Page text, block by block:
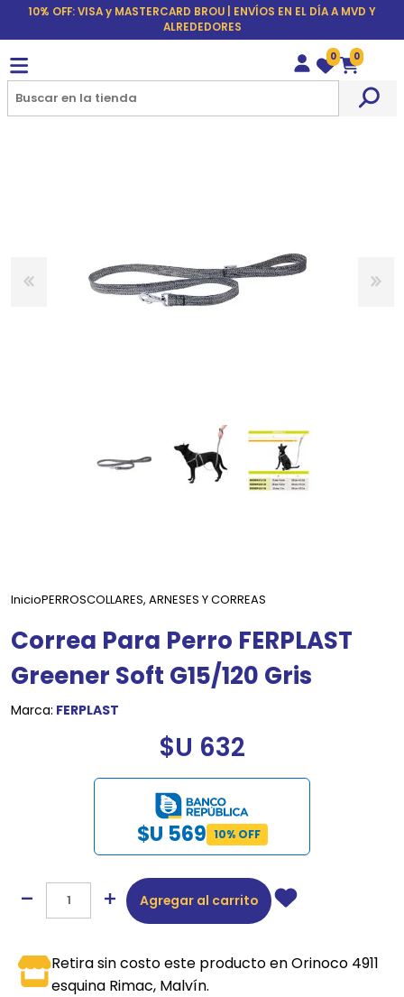
10% OFF: VISA y MASTERCARD BROU | ENVÍOS EN EL DÍA A MVD Y
ALREDEDORES
Wishlist
0
Carrito
0
InicioPERROSCOLLARES, ARNESES Y CORREAS
Correa Para Perro FERPLAST
Greener Soft G15/120 Gris
Marca: FERPLAST
$U 632
$U 569 10% OFF
Agregar al carrito
Retira sin costo este producto en Orinoco 4911
esquina Rimac, Malvín.